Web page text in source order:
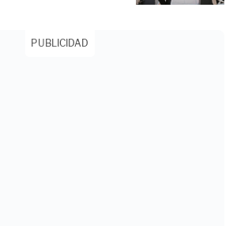
PUBLICIDAD